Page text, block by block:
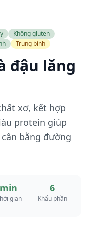
Không gluten
Trung bình
đậu lăng
xơ, kết hợp
protein giúp
bằng đường
gian
6
Khẩu phần